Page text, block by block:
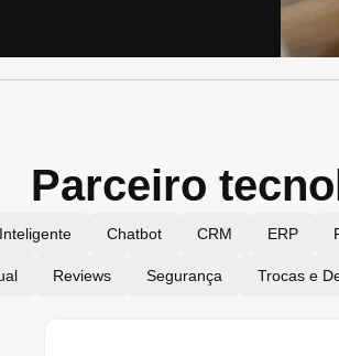
Parceiro
Chatbot CRM ERP
Reviews Segurança Trocas e